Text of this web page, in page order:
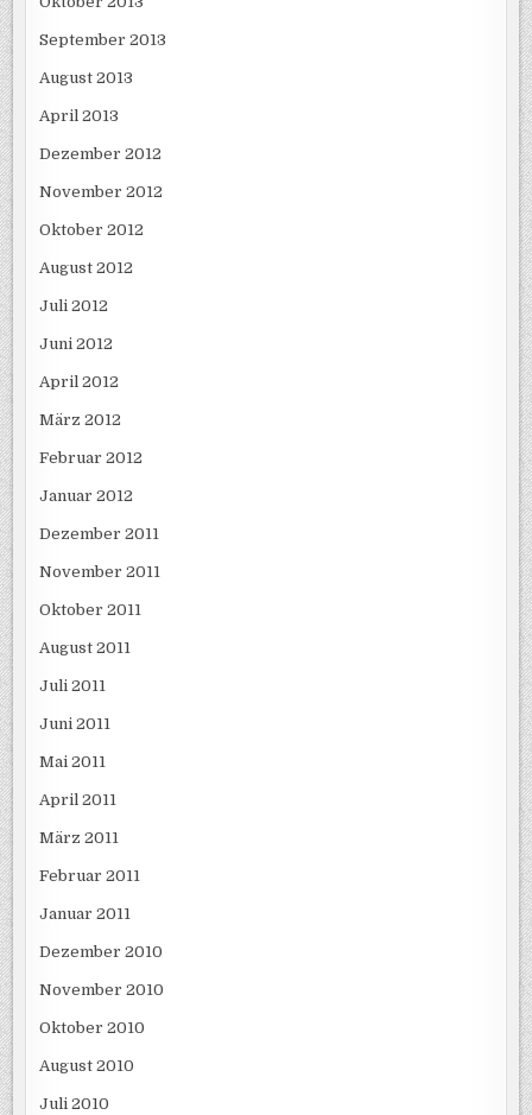
September 2013
August 2013
April 2013
Dezember 2012
November 2012
Oktober 2012
August 2012
Juli 2012
Juni 2012
April 2012
März 2012
Februar 2012
Januar 2012
Dezember 2011
November 2011
Oktober 2011
August 2011
Juli 2011
Juni 2011
Mai 2011
April 2011
März 2011
Februar 2011
Januar 2011
Dezember 2010
November 2010
Oktober 2010
August 2010
Juli 2010